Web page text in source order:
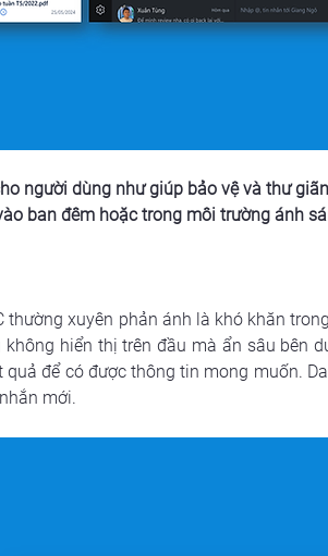
người dùng như giúp bảo vệ và thư
ban đêm hoặc trong môi trường ánh
xuyên phản ánh là khó khăn
hiển thị trên đầu mà ẩn sâu bên
để có được thông tin mong muốn.
mới.